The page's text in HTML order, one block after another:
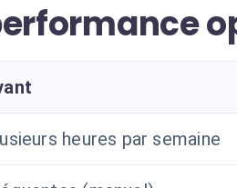
heures par semaine